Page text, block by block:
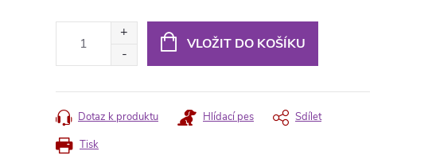
VLOŽIT DO KOŠÍKU
Tisk
Dotaz k produktu Hlídací pes Sdílet